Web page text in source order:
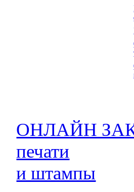
ОНЛАЙН
печати
и штампы